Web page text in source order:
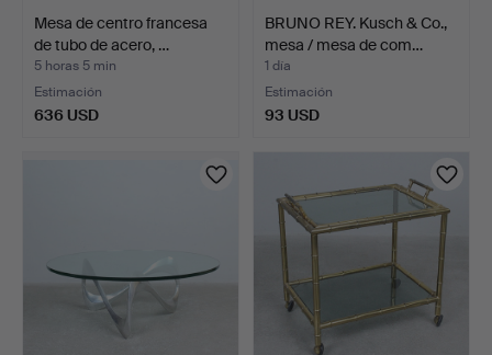
Mesa de centro francesa
de tubo de acero, …
5 horas 5 min
Estimación
636 USD
BRUNO REY. Kusch & Co.,
mesa / mesa de com…
1 día
Estimación
93 USD